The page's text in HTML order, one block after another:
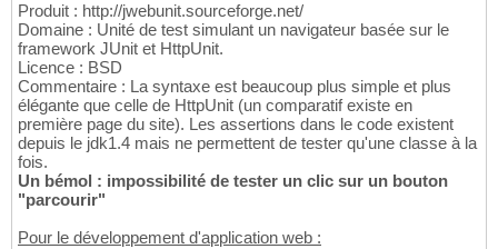
Produit : http://jwebunit.sourceforge.net/
Domaine : Unité de test simulant un navigateur basée sur le
framework JUnit et HttpUnit.
Licence : BSD
Commentaire : La syntaxe est beaucoup plus simple et plus
élégante que celle de HttpUnit (un comparatif existe en
première page du site). Les assertions dans le code existent
depuis le jdk1.4 mais ne permettent de tester qu'une classe à la
fois.
Un bémol : impossibilité de tester un clic sur un bouton
"parcourir"
Pour le développement d'application web :